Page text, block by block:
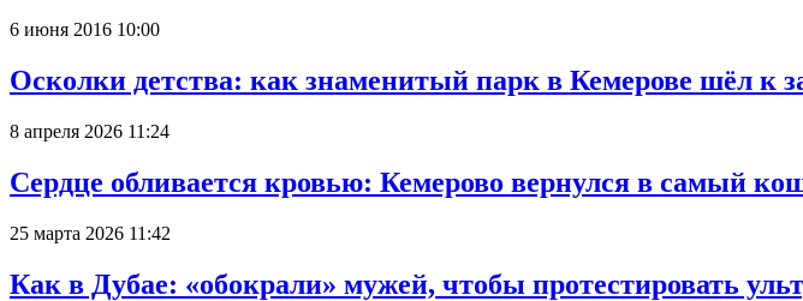
6 июня 2016 10:00
Осколки детства: как знаменитый парк в Кемерове шёл к
8 апреля 2026 11:24
Сердце обливается кровью: Кемерово вернулся в самый
25 марта 2026 11:42
Как в Дубае: «обокрали» мужей, чтобы протестировать